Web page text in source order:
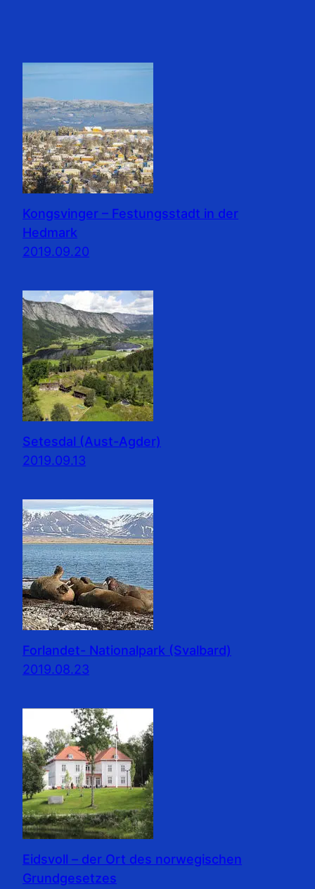
Kongsvinger – Festungsstadt in der
Hedmark
2019.09.20
Setesdal (Aust-Agder)
2019.09.13
Forlandet- Nationalpark (Svalbard)
2019.08.23
Eidsvoll – der Ort des norwegischen
Grundgesetzes